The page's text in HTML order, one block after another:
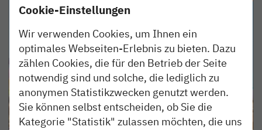
Cookie-Einstellungen
Wir verwenden Cookies, um Ihnen ein
optimales Webseiten-Erlebnis zu bieten. Dazu
zählen Cookies, die für den Betrieb der Seite
notwendig sind und solche, die lediglich zu
anonymen Statistikzwecken genutzt werden.
Sie können selbst entscheiden, ob Sie die
Kategorie "Statistik" zulassen möchten, die uns